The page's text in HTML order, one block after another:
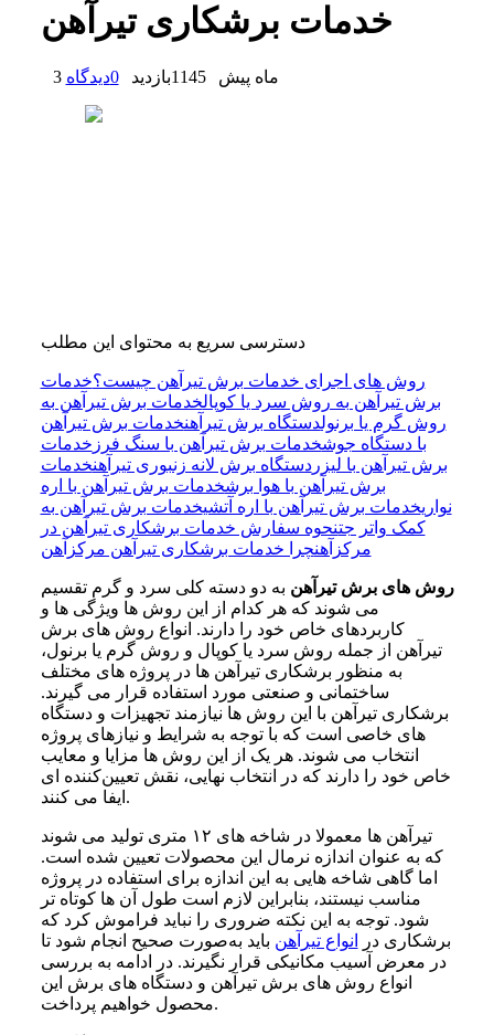
خدمات برشکاری تیرآهن
3 ماه پیش 1145بازدید 0دیدگاه
دسترسی سریع به محتوای این مطلب
روش های اجرای خدمات برش تیرآهن چیست؟خدمات
برش تیرآهن به روش سرد یا کوپالخدمات برش تیرآهن به
روش گرم یا برنولدستگاه برش تیرآهنخدمات برش تیرآهن
با دستگاه جوشخدمات برش تیرآهن با سنگ فرز خدمات
برش تیرآهن با لیزردستگاه برش لانه زنبوری تیرآهنخدمات
برش تیرآهن با هوا برشخدمات برش تیرآهن با اره
نواریخدمات برش تیرآهن با اره آتشیخدمات برش تیرآهن به
کمک واتر جتنحوه سفارش خدمات برشکاری تیرآهن در
مرکزآهنچرا خدمات برشکاری تیرآهن مرکزآهن
روش‌ های برش تیرآهن به دو دسته کلی سرد و گرم تقسیم
می‌ شوند که هر کدام از این روش‌ ها ویژگی‌ ها و
کاربردهای خاص خود را دارند. انواع روش‌ های برش
تیرآهن از جمله روش سرد یا کوپال و روش گرم یا برنول،
به منظور برشکاری تیرآهن‌ ها در پروژه‌ های مختلف
ساختمانی و صنعتی مورد استفاده قرار می‌ گیرند.
برشکاری تیرآهن با این روش‌ ها نیازمند تجهیزات و دستگاه‌
های خاصی است که با توجه به شرایط و نیازهای پروژه
انتخاب می‌ شوند. هر یک از این روش‌ ها مزایا و معایب
خاص خود را دارند که در انتخاب نهایی، نقش تعیین‌کننده‌ ای
ایفا می‌ کنند.
تیرآهن‌ ها معمولا در شاخه‌ های ۱۲ متری تولید می‌ شوند
که به‌ عنوان اندازه نرمال این محصولات تعیین شده است.
اما گاهی شاخه‌ هایی به این اندازه برای استفاده در پروژه
مناسب نیستند، بنابراین لازم است طول آن‌ ها کوتاه‌ تر
شود. توجه به این نکته ضروری را نباید فراموش کرد که
برشکاری در
انواع تیرآهن باید به‌صورت صحیح انجام شود تا
در معرض آسیب مکانیکی قرار نگیرند. در ادامه به بررسی
انواع روش های برش تیرآهن و دستگاه های برش این
محصول خواهیم پرداخت.